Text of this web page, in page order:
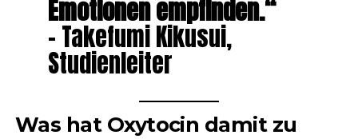
Emotionen empfinden.“
– Takefumi Kikusui,
Studienleiter
Was hat Oxytocin damit zu